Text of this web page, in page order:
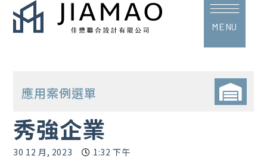
MENU
秀強企業
30 12 月, 2023 1:32 下午